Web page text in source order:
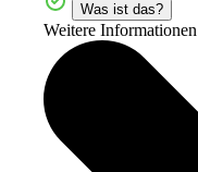
Was ist das?
Weitere Informationen